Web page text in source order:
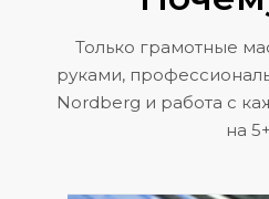
Только грамотные
руками,
Nordberg и работа с
на 5+